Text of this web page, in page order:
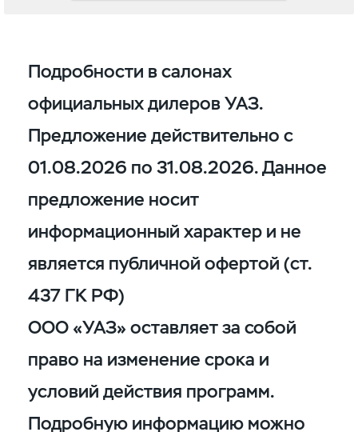
Подробности в салонах
официальных дилеров УАЗ.
Предложение действительно с
01.08.2026 по 31.08.2026. Данное
предложение носит
информационный характер и не
является публичной офертой (ст.
437 ГК РФ)
ООО «УАЗ» оставляет за собой
право на изменение срока и
условий действия программ.
Подробную информацию можно